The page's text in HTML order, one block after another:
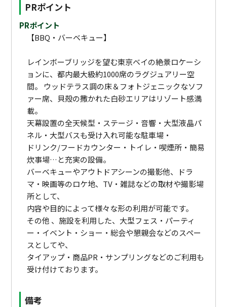
PRポイント
PRポイント
【BBQ・バーベキュー】
レインボーブリッジを望む東京ベイの絶景ロケーシ
ョンに、都内最大級約1000席のラグジュアリー空
間。 ウッドテラス調の床＆フォトジェニックなソフ
ァー席、貝殻の撒かれた白砂エリアはリゾート感満
載。
天幕設置の全天候型・ステージ・音響・大型液晶パ
ネル・大型バスも受け入れ可能な駐車場・
ドリンク/フードカウンター・トイレ・喫煙所・簡易
炊事場…と充実の設備。
バーベキューやアウトドアシーンの撮影他、ドラ
マ・映画等のロケ地、TV・雑誌などの取材や撮影場
所として、
内容や目的によって様々な形の利用が可能です。
その他 、施設を利用した、大型フェス・パーティ
ー・イベント・ショー・総会や懇親会などのスペー
スとしてや、
タイアップ・商品PR・サンプリングなどのご利用も
受け付けております。
備考